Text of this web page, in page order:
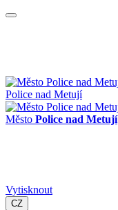
Police nad Metují
Město Police nad Metují
Vytisknout
CZ